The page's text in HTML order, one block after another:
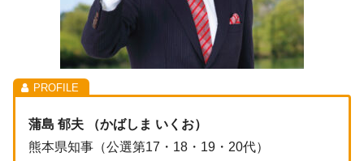
蒲島 郁夫 （かばしま いくお）
熊本県知事（公選第17・18・19・20代）